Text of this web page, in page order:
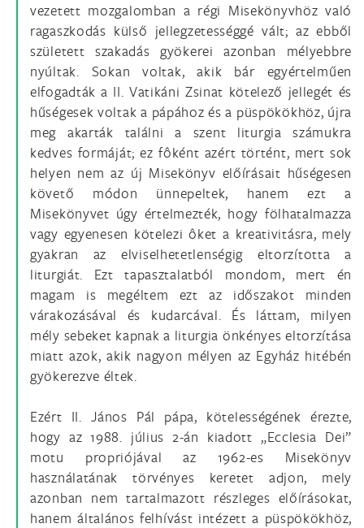
vezetett mozgalomban a régi Misekönyvhöz való
ragaszkodás külső jellegzetességgé vált; az ebből
született szakadás gyökerei azonban mélyebbre
nyúltak. Sokan voltak, akik bár egyértelműen
elfogadták a II. Vatikáni Zsinat kötelező jellegét és
hűségesek voltak a pápához és a püspökökhöz, újra
meg akarták találni a szent liturgia számukra
kedves formáját; ez fôként azért történt, mert sok
helyen nem az új Misekönyv előírásait hűségesen
követő módon ünnepeltek, hanem ezt a
Misekönyvet úgy értelmezték, hogy fölhatalmazza
vagy egyenesen kötelezi ôket a kreativitásra, mely
gyakran az elviselhetetlenségig eltorzította a
liturgiát. Ezt tapasztalatból mondom, mert én
magam is megéltem ezt az időszakot minden
várakozásával és kudarcával. És láttam, milyen
mély sebeket kapnak a liturgia önkényes eltorzítása
miatt azok, akik nagyon mélyen az Egyház hitébén
gyökerezve éltek.
Ezért II. János Pál pápa, kötelességének érezte,
hogy az 1988. július 2-án kiadott „Ecclesia Dei”
motu propriójával az 1962-es Misekönyv
használatának törvényes keretet adjon, mely
azonban nem tartalmazott részleges előírásokat,
hanem általános felhívást intézett a püspökökhöz,